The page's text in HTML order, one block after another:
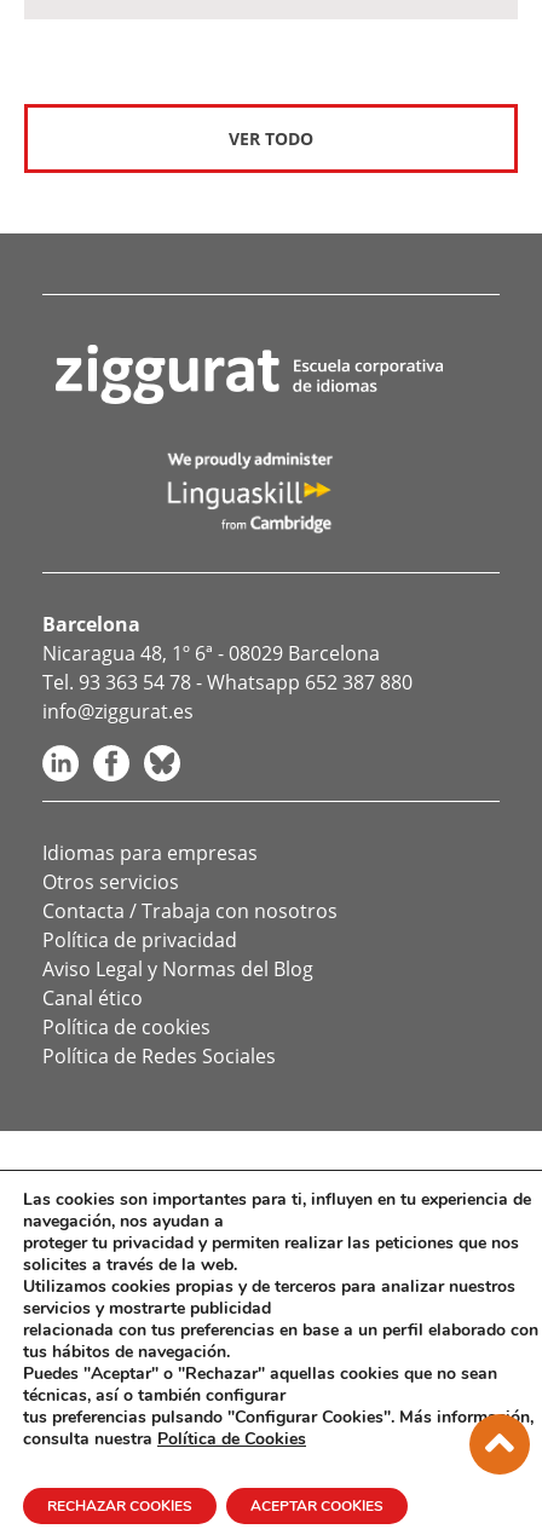
VER TODO
Barcelona
Nicaragua 48, 1º 6ª - 08029 Barcelona
Tel. 93 363 54 78- Whatsapp 652 387 880
info@ziggurat.es
Idiomas para empresas
Otros servicios
Contacta / Trabaja con nosotros
Política de privacidad
Aviso Legal y Normas del Blog
Canal ético
Política de cookies
Política de Redes Sociales
Las cookies son importantes para ti, influyen en tu experiencia de
navegación, nos ayudan a
proteger tu privacidad y permiten realizar las peticiones que nos
solicites a través de la web.
Utilizamos cookies propias y de terceros para analizar nuestros
servicios y mostrarte publicidad
relacionada con tus preferencias en base a un perfil elaborado con
tus hábitos de navegación.
Puedes "Aceptar" o "Rechazar" aquellas cookies que no sean
técnicas, así o también configurar
tus preferencias pulsando "Configurar Cookies". Más información,
consulta nuestra Política de Cookies
ACEPTAR COOKIES
RECHAZAR COOKIES